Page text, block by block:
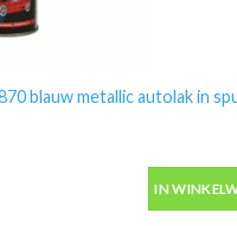
blauw metallic autolak in
blauw metallic autolak in
IN